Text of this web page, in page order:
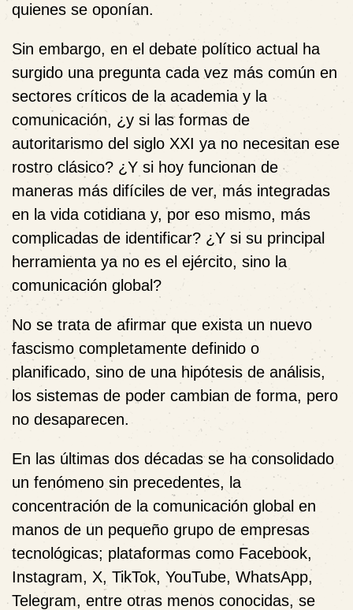
quienes se oponían.
Sin embargo, en el debate político actual ha
surgido una pregunta cada vez más común en
sectores críticos de la academia y la
comunicación, ¿y si las formas de
autoritarismo del siglo XXI ya no necesitan ese
rostro clásico? ¿Y si hoy funcionan de
maneras más difíciles de ver, más integradas
en la vida cotidiana y, por eso mismo, más
complicadas de identificar? ¿Y si su principal
herramienta ya no es el ejército, sino la
comunicación global?
No se trata de afirmar que exista un nuevo
fascismo completamente definido o
planificado, sino de una hipótesis de análisis,
los sistemas de poder cambian de forma, pero
no desaparecen.
En las últimas dos décadas se ha consolidado
un fenómeno sin precedentes, la
concentración de la comunicación global en
manos de un pequeño grupo de empresas
tecnológicas; plataformas como Facebook,
Instagram, X, TikTok, YouTube, WhatsApp,
Telegram, entre otras menos conocidas, se